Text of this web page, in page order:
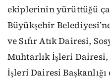
ekiplerinin yürüttüğü
Büyükşehir
ve Sıfır Atık Dairesi,
Muhtarlık İşleri
İşleri Dairesi